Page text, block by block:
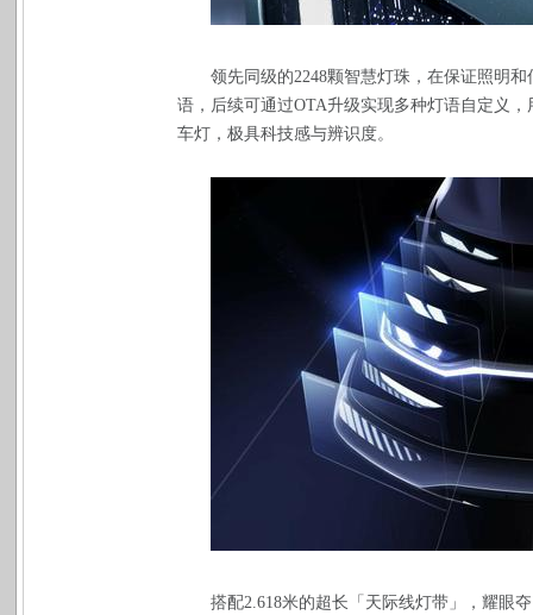
领先同级的2248颗智慧灯珠，在保证照明
语，后续可通过OTA升级实现多种灯语自定义
车灯，极具科技感与辨识度。
搭配2.618米的超长「天际线灯带」，耀眼